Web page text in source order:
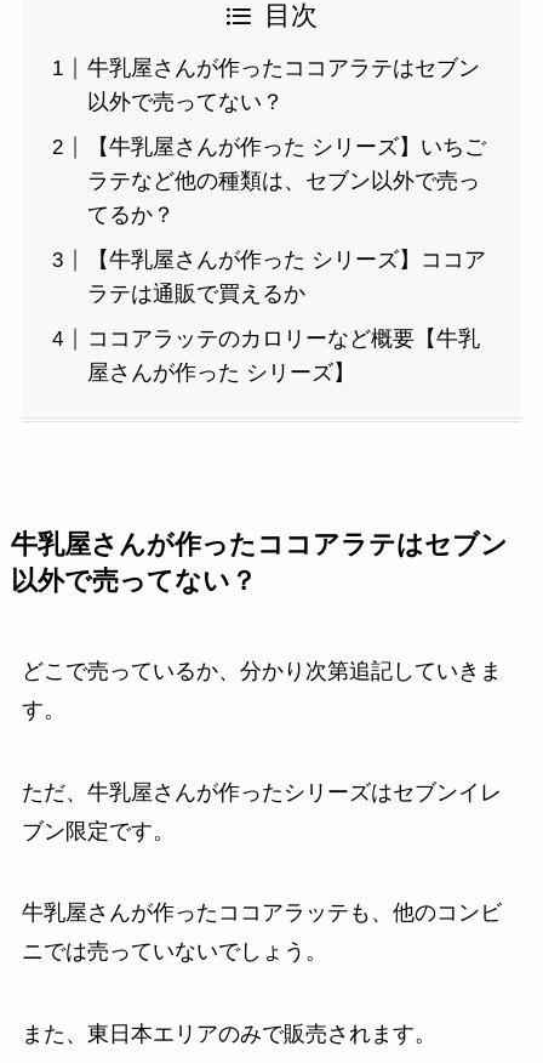
目次
牛乳屋さんが作ったココアラテはセブン
以外で売ってない？
【牛乳屋さんが作った シリーズ】いちご
ラテなど他の種類は、セブン以外で売っ
てるか？
【牛乳屋さんが作った シリーズ】ココア
ラテは通販で買えるか
ココアラッテのカロリーなど概要【牛乳
屋さんが作った シリーズ】
牛乳屋さんが作ったココアラテはセブン
以外で売ってない？
どこで売っているか、分かり次第追記していきま
す。
ただ、牛乳屋さんが作ったシリーズはセブンイレ
ブン限定です。
牛乳屋さんが作ったココアラッテも、他のコンビ
ニでは売っていないでしょう。
また、東日本エリアのみで販売されます。